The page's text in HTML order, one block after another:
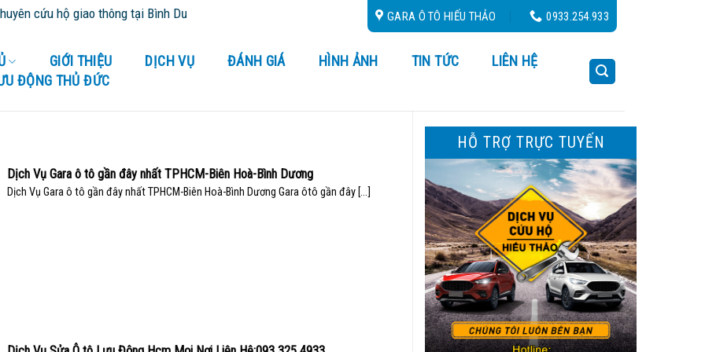
hộ giao thông tại Bình Dương và tỉnh thành lân cận - Cứu Hộ 24/24 GARA Ô TÔ HIẾU THẢO 0933.254.933
GIỚI THIỆU DỊCH VỤ ĐÁNH GIÁ HÌNH ẢNH TIN TỨC
LIÊN HỆ
ĐỘNG THỦ ĐỨC
Dịch Vụ Gara ô tô gần đây nhất TPHCM-Biên Hoà-Bình Dương
Dịch Vụ Gara ô tô gần đây nhất TPHCM-Biên Hoà-Bình Dương Gara ôtô gần đây [...]
HỖ TRỢ TRỰC TUYẾN